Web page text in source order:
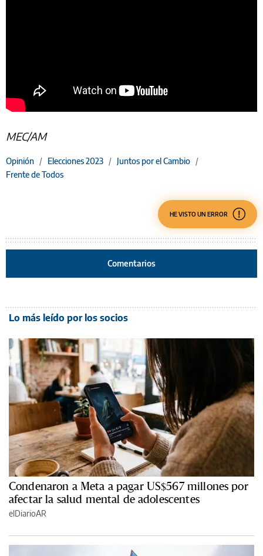
MEC/AM
Opinión / Elecciones 2023 / Juntos por el Cambio /
Frente de Todos
HE VISTO UN ERROR
Comentarios
Lo más leído por los socios
Condenaron a Meta a pagar US$567 millones por
afectar la salud mental de adolescentes
elDiarioAR